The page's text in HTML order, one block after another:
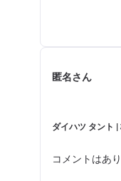
匿名さん
ダイハツ タント
コメントはあ